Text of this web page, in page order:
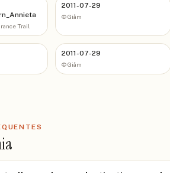
Trail
2011-07-29
©Giåm
2011-07-29
©Giåm